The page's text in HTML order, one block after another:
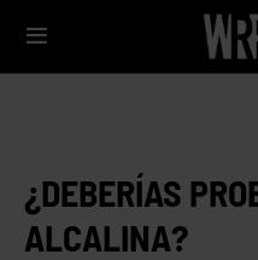
¿DEBERÍAS
ALCALINA?